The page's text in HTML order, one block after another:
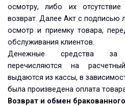
осмотру, либо их
возврат. Далее Акт с подписью
осмотр и приемку товара,
обслуживания клиентов.
Денежные средства за
перечисляются на
выдаются из кассы, в
была произведена оплата
Возврат и обмен